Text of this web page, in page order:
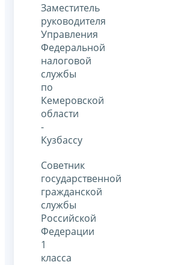
Заместитель
руководителя
Управления
Федеральной
налоговой
службы
по
Кемеровской
области
-
Кузбассу
Советник
государственной
гражданской
службы
Российской
Федерации
1
класса